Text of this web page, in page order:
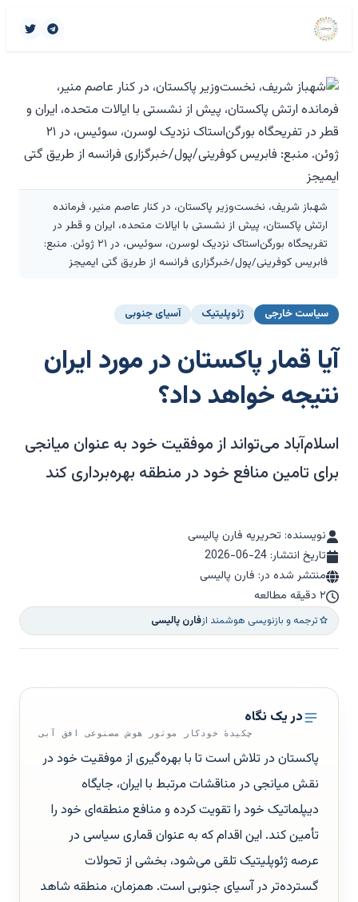
شهباز شریف، نخست‌وزیر پاکستان، در کنار عاصم منیر، فرمانده
ارتش پاکستان، پیش از نشستی با ایالات متحده، ایران و قطر در
تفریحگاه بورگن‌استاک نزدیک لوسرن، سوئیس، در ۲۱ ژوئن. منبع:
فابریس کوفرینی/پول/خبرگزاری فرانسه از طریق گتی ایمیجز
سیاست خارجی ژئوپلیتیک آسیای جنوبی
آیا قمار پاکستان در مورد ایران
نتیجه خواهد داد؟
اسلام‌آباد می‌تواند از موفقیت خود به عنوان میانجی
برای تامین منافع خود در منطقه بهره‌برداری کند
نویسنده: تحریریه فارن پالیسی
تاریخ انتشار: 2026-06-24
منتشر شده در: فارن پالیسی
۲ دقیقه مطالعه
ترجمه و بازنویسی هوشمند ازفارن پالیسی
در یک نگاه
چکیدهٔ خودکار موتور هوش مصنوعی افق آبی
پاکستان در تلاش است تا با بهره‌گیری از موفقیت خود در
نقش میانجی در مناقشات مرتبط با ایران، جایگاه
دیپلماتیک خود را تقویت کرده و منافع منطقه‌ای خود را
تأمین کند. این اقدام که به عنوان قماری سیاسی در
عرصه ژئوپلیتیک تلقی می‌شود، بخشی از تحولات
گسترده‌تر در آسیای جنوبی است. همزمان، منطقه شاهد